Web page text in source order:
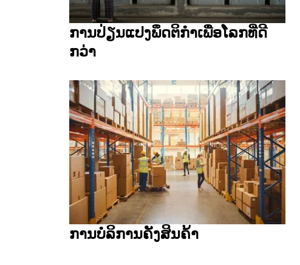
ການປ່ຽນແປງພຶດຕິກໍາເພື່ອໂລກທີ່ດີ
ກວ່າ
ການບໍລິການຄັງສິນຄ້າ